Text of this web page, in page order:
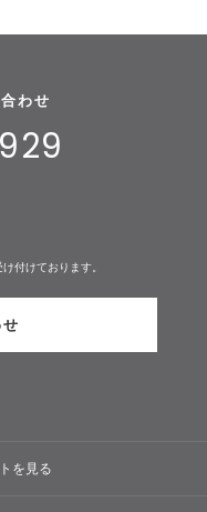
わせ
付けております。
を見る